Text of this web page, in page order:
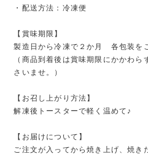
・配送方法：冷凍便
【賞味期限】
製造日から冷凍で２か月 各包装を
（商品到着後は賞味期限にかかわ
さいませ。）
【お召し上がり方法】
解凍後トースターで軽く温めて♪
【お届けについて】
ご注文が入ってから焼き上げ、焼き